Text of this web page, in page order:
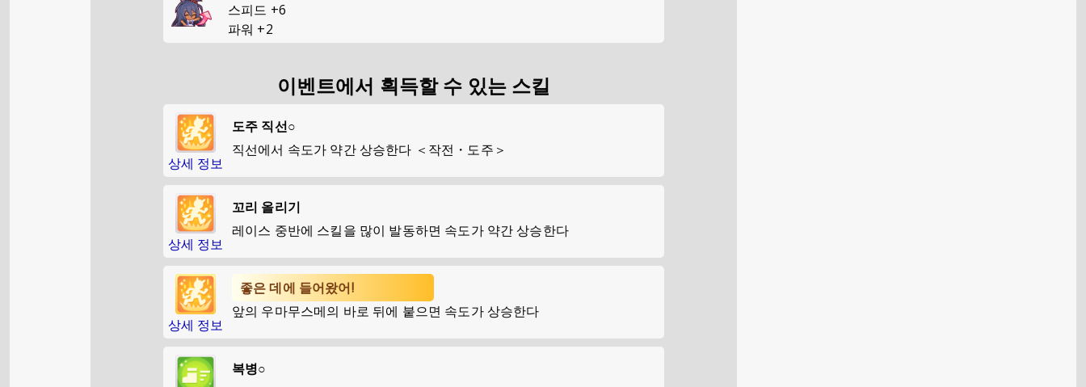
스피드 +6
파워 +2
이벤트에서 획득할 수 있는 스킬
상세 정보
도주 직선○
직선에서 속도가 약간 상승한다 ＜작전・도주＞
상세 정보
꼬리 올리기
레이스 중반에 스킬을 많이 발동하면 속도가 약간 상승한다
상세 정보
좋은 데에 들어왔어!
앞의 우마무스메의 바로 뒤에 붙으면 속도가 상승한다
복병○